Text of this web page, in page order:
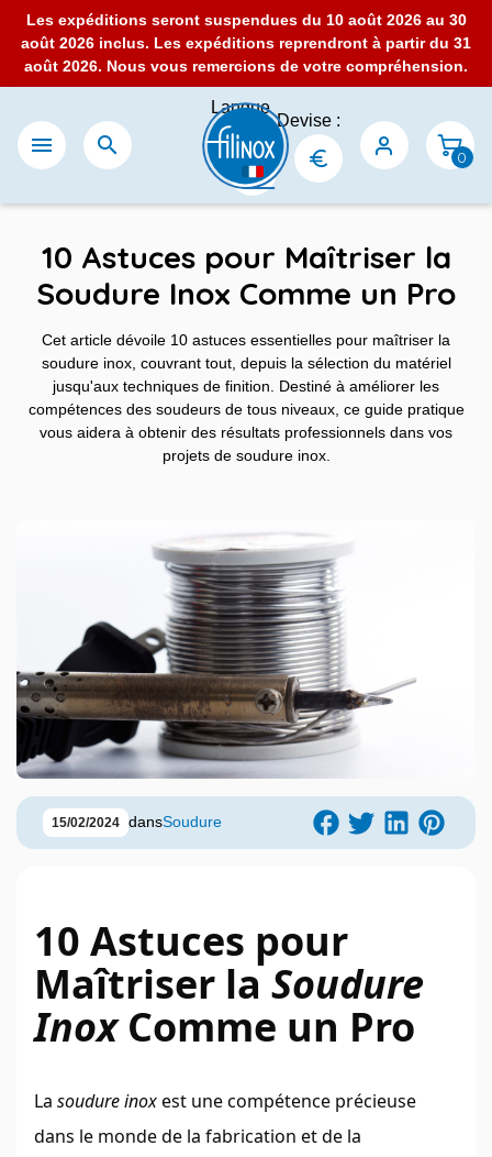
Les expéditions seront suspendues du 10 août 2026 au 30
août 2026 inclus. Les expéditions reprendront à partir du 31
août 2026. Nous vous remercions de votre compréhension.
 
Langue
:
Devise :
0
10 Astuces pour Maîtriser la
Soudure Inox Comme un Pro
Cet article dévoile 10 astuces essentielles pour maîtriser la
soudure inox, couvrant tout, depuis la sélection du matériel
jusqu'aux techniques de finition. Destiné à améliorer les
compétences des soudeurs de tous niveaux, ce guide pratique
vous aidera à obtenir des résultats professionnels dans vos
projets de soudure inox.
15/02/2024 dansSoudure
10 Astuces pour
Maîtriser laSoudure
InoxComme un Pro
La soudure inoxest une compétence précieuse
dans le monde de la fabrication et de la